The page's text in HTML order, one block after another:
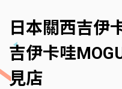
日本關西吉伊
吉伊卡哇
見店